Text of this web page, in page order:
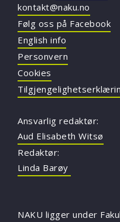
kontakt@naku.no
Følg oss på Facebook
English info
Personvern
Cookies
Ansvarlig redaktør:
Aud Elisabeth Witsø
Redaktør:
Linda Barøy
NAKU ligger under